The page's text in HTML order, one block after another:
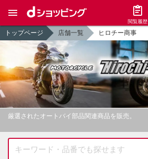
閲覧履歴
トップページ 店舗一覧 ヒロチー商事
厳選されたオートバイ部品関連商品を販売。